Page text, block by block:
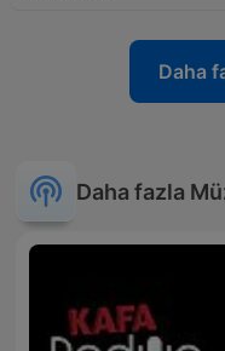
Daha
Daha fazla